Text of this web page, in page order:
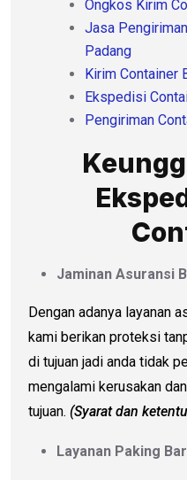
Ongkos Kirim
Jasa
Padang
Kirim Container
Ekspedisi
Pengiriman
Jaminan Asuransi
Dengan adanya layanan
kami berikan proteksi
di tujuan jadi anda tidak
mengalami kerusakan
tujuan. (Syarat dan
Layanan Paking